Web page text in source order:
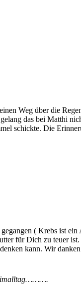
Weg über die
das bei Matthi
schickte. Die
( Krebs ist
für Dich zu teuer
kann. Wir